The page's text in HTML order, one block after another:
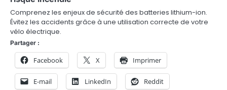
e
l
a
Comprenez les enjeux de sécurité des batteries lithium-ion.
Évitez les accidents grâce à une utilisation correcte de votre
vélo électrique.
Partager :
Facebook X Imprimer
E-mail LinkedIn Reddit